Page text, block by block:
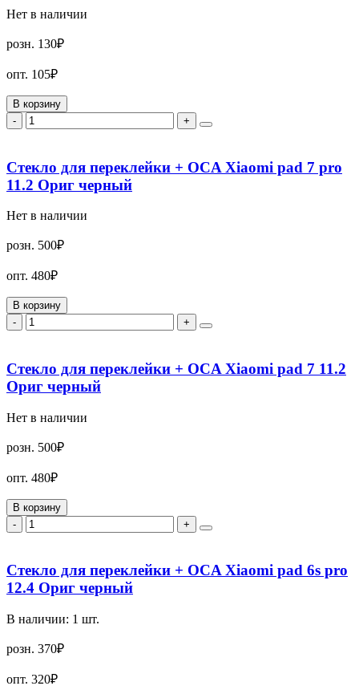
Нет в наличии
розн. 130₽
опт. 105₽
В корзину
-
+
Стекло для переклейки + OCA Xiaomi pad 7 pro
11.2 Ориг черный
Нет в наличии
розн. 500₽
опт. 480₽
В корзину
-
+
Стекло для переклейки + OCA Xiaomi pad 7 11.2
Ориг черный
Нет в наличии
розн. 500₽
опт. 480₽
В корзину
-
+
Стекло для переклейки + OCA Xiaomi pad 6s pro
12.4 Ориг черный
В наличии: 1 шт.
розн. 370₽
опт. 320₽